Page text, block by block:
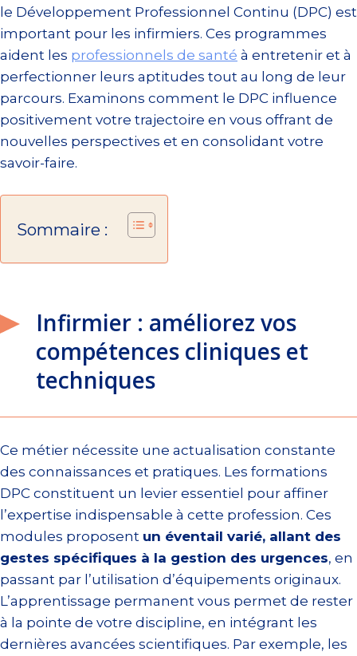
le Développement Professionnel Continu (DPC) est
important pour les infirmiers. Ces programmes
aident les professionnels de santé à entretenir et à
perfectionner leurs aptitudes tout au long de leur
parcours. Examinons comment le DPC influence
positivement votre trajectoire en vous offrant de
nouvelles perspectives et en consolidant votre
savoir-faire.
Sommaire :
Infirmier : améliorez vos
compétences cliniques et
techniques
Ce métier nécessite une actualisation constante
des connaissances et pratiques. Les formations
DPC constituent un levier essentiel pour affiner
l’expertise indispensable à cette profession. Ces
modules proposent un éventail varié, allant des
gestes spécifiques à la gestion des urgences, en
passant par l’utilisation d’équipements originaux.
L’apprentissage permanent vous permet de rester
à la pointe de votre discipline, en intégrant les
dernières avancées scientifiques. Par exemple, les